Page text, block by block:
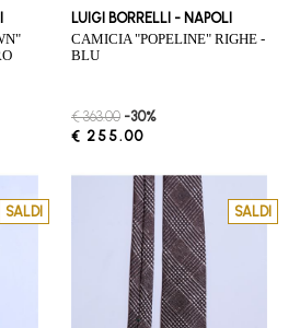
LUIGI BORRELLI - NAPOLI
CAMICIA "POPELINE" RIGHE -
BLU
€ 363.00 -30%
€ 255.00
SALDI SALDI